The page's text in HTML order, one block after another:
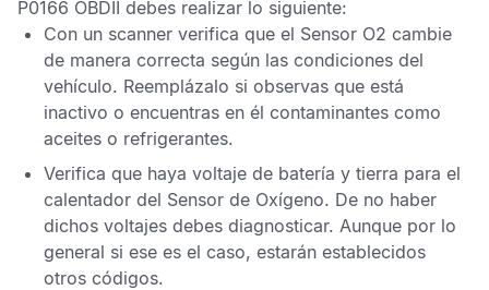
P0166 OBDII debes realizar lo siguiente:
Con un scanner verifica que el Sensor O2 cambie
de manera correcta según las condiciones del
vehículo. Reemplázalo si observas que está
inactivo o encuentras en él contaminantes como
aceites o refrigerantes.
Verifica que haya voltaje de batería y tierra para el
calentador del Sensor de Oxígeno. De no haber
dichos voltajes debes diagnosticar. Aunque por lo
general si ese es el caso, estarán establecidos
otros códigos.